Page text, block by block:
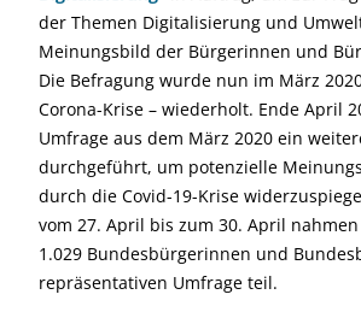
der Themen Digitalisierung und
Meinungsbild der Bürgerinnen und
Die Befragung wurde nun im März
Corona-Krise – wiederholt. Ende April
Umfrage aus dem März 2020 ein
durchgeführt, um potenzielle
durch die Covid-19-Krise
vom 27. April bis zum 30. April nahmen
1.029 Bundesbürgerinnen und
repräsentativen Umfrage teil.